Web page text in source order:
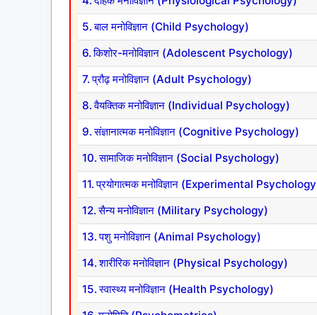
बाल मनोविज्ञान (Child Psychology)
किशोर-मनोविज्ञान (Adolescent Psychology)
प्रौढ़ मनोविज्ञान (Adult Psychology)
वैयक्तिक मनोविज्ञान (Individual Psychology)
संज्ञानात्मक मनोविज्ञान (Cognitive Psychology)
सामाजिक मनोविज्ञान (Social Psychology)
प्रयोगात्मक मनोविज्ञान (Experimental
सैन्य मनोविज्ञान (Military Psychology)
पशु मनोविज्ञान (Animal Psychology)
शारीरिक मनोविज्ञान (Physical Psychology)
स्वास्थ्य मनोविज्ञान (Health Psychology)